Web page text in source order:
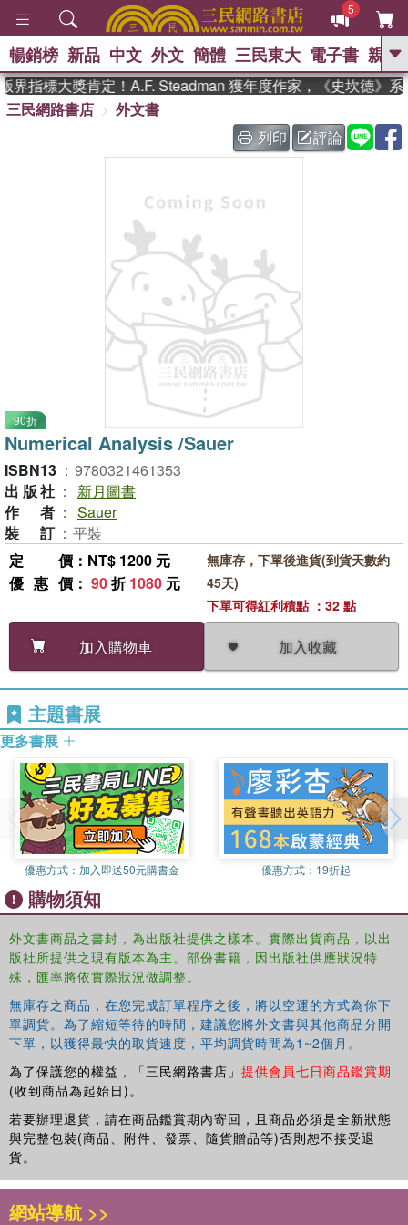
5
GO
The Odyssey 、 父親節 、 如果歷
史是一群喵 、 暑期推薦 、 國際布克
偉大的迷走神經
暢銷榜 新品 中文 外文 簡體 三民東大 電子書 親子
指標大獎肯定！A.F. Steadman 獲年度作家，《史坎德》系
三民網路書店
外文書
列印
評論
90折
Numerical Analysis /Sauer
ISBN13 ： 9780321461353
出版社 ：
新月圖書
作者 ： Sauer
裝訂 ： 平裝
定價 ：NT$ 1200 元
優惠價 ： 90折1080 元
加入購物車 加入收藏
無庫存，下單後進貨(到貨天數約
45天)
下單可得紅利積點 ：32 點
主題書展
更多書展
優惠方式： 加入即送50元購書金 優惠方式： 19折起
購物須知
外文書商品之書封，為出版社提供之樣本。實際出貨商品，以出
版社所提供之現有版本為主。部份書籍，因出版社供應狀況特
殊，匯率將依實際狀況做調整。
無庫存之商品，在您完成訂單程序之後，將以空運的方式為你下
單調貨。為了縮短等待的時間，建議您將外文書與其他商品分開
下單，以獲得最快的取貨速度，平均調貨時間為1~2個月。
為了保護您的權益，「三民網路書店」 提供會員七日商品鑑賞期
(收到商品為起始日)。
若要辦理退貨，請在商品鑑賞期內寄回，且商品必須是全新狀態
與完整包裝(商品、附件、發票、隨貨贈品等)否則恕不接受退
貨。
網站導航 >>